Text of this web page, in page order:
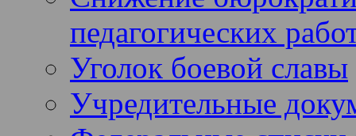
педагогических
Уголок боевой славы
Учредительные